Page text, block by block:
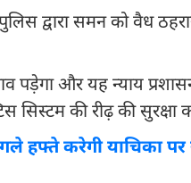
द्वारा समन को वैध
पड़ेगा और यह न्याय
सिस्टम की रीढ़ की सुरक्षा
हफ्ते करेगी याच‍िका